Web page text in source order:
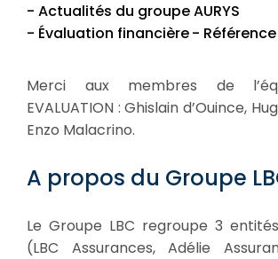
- Actualités du groupe AURYS
- Évaluation financière- Référence
Merci aux membres de
EVALUATION : Ghislain d’Ouince,
Enzo Malacrino.
A propos du Groupe
Le Groupe LBC regroupe 3
(LBC Assurances, Adélie